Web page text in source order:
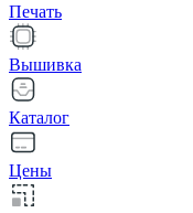
Печать
Вышивка
Каталог
Цены